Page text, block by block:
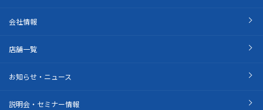
会社情報
店舗一覧
お知らせ・ニュース
説明会・セミナー情報